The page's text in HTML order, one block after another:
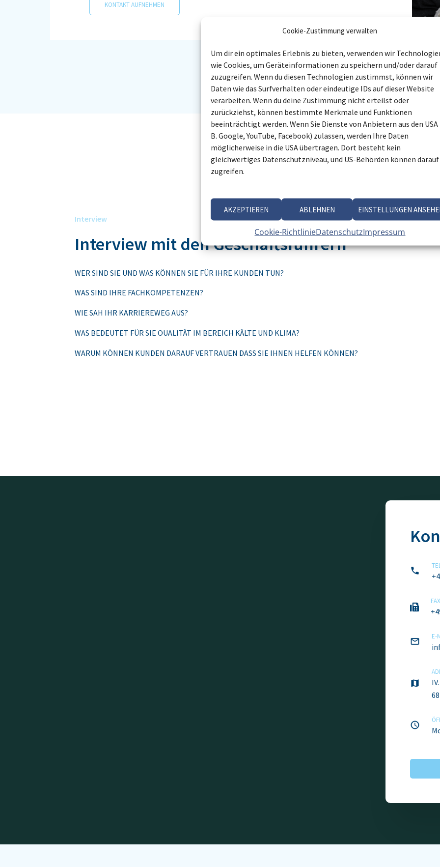
Cookie-Zustimmung verwalten
Um dir ein optimales Erlebnis zu bieten, verwenden wir
wie Cookies, um Geräteinformationen zu speichern und/oder darauf
zuzugreifen. Wenn du diesen Technologien zustimmst, können wir
Daten wie das Surfverhalten oder eindeutige IDs auf dieser Website
verarbeiten. Wenn du deine Zustimmung nicht erteilst oder
zurückziehst, können bestimmte Merkmale und Funktionen
beeinträchtigt werden. Wenn Sie Dienste von Anbietern aus den USA
B. Google, YouTube, Facebook) zulassen, werden Ihre Daten
möglicherweise in die USA übertragen. Dort besteht kein
gleichwertiges Datenschutzniveau, und US-Behörden können darauf
zugreifen.
AKZEPTIEREN ABLEHNEN EINSTELLUNGEN
Cookie-RichtlinieDatenschutzImpressum
KONTAKT AUFNEHMEN
Interview
Interview mit den Geschäftsführern
WER SIND SIE UND WAS KÖNNEN SIE FÜR IHRE KUNDEN TUN?
WAS SIND IHRE FACHKOMPETENZEN?
WIE SAH IHR KARRIEREWEG AUS?
WAS BEDEUTET FÜR SIE OUALITÄT IM BEREICH KÄLTE UND KLIMA?
WARUM KÖNNEN KUNDEN DARAUF VERTRAUEN DASS SIE IHNEN HELFEN KÖNNEN?
E-